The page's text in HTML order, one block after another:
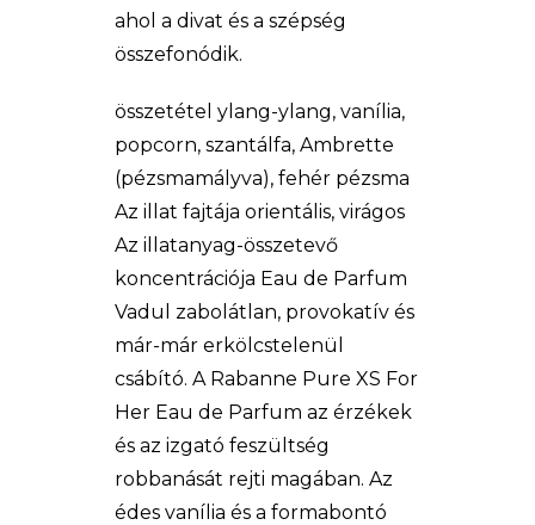
ahol a divat és a szépség
összefonódik.
összetétel ylang-ylang, vanília,
popcorn, szantálfa, Ambrette
(pézsmamályva), fehér pézsma
Az illat fajtája orientális, virágos
Az illatanyag-összetevő
koncentrációja Eau de Parfum
Vadul zabolátlan, provokatív és
már-már erkölcstelenül
csábító. A Rabanne Pure XS For
Her Eau de Parfum az érzékek
és az izgató feszültség
robbanását rejti magában. Az
édes vanília és a formabontó